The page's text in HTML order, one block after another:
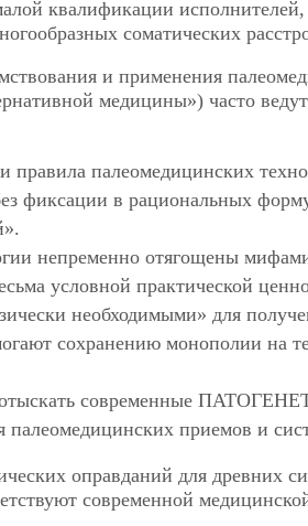
квалификации исполнителей,
соматических
и применения
медицины») часто
палеомедицинских
фиксации в рациональных
непременно отягощены
условной практической
необходимыми» для
сохранению монополии на
отыскать современные
палеомедицинских приемов и
оправданий для древних
современной